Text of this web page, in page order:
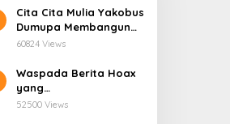
Cita Cita Mulia Yakobus
Dumupa Membangun
Tanah Kelahiran.
60824 Views
Waspada Berita Hoax
yang
Mengatasnamakan
52500 Views